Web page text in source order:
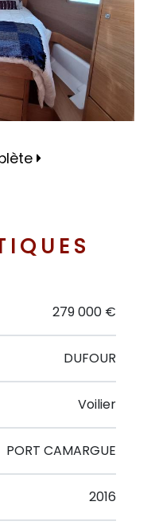
279 000 €
DUFOUR
Voilier
PORT CAMARGUE
2016